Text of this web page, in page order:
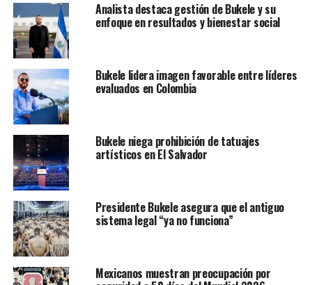
Analista destaca gestión de Bukele y su
enfoque en resultados y bienestar social
Bukele lidera imagen favorable entre líderes
evaluados en Colombia
Bukele niega prohibición de tatuajes
artísticos en El Salvador
Presidente Bukele asegura que el antiguo
sistema legal “ya no funciona”
Mexicanos muestran preocupación por